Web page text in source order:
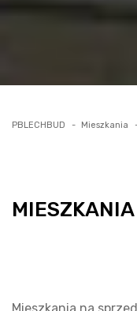
PBLECHBUD Mieszkania
Mieszkania na